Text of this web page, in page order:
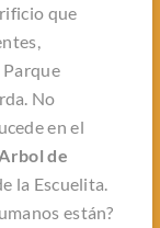
que
Parque
No
en el
Arbol de
la Escuelita.
están?